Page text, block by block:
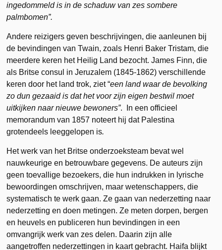
ingedommeld is in de schaduw van zes sombere
palmbomen”.
Andere reizigers geven beschrijvingen, die aanleunen bij
de bevindingen van Twain, zoals Henri Baker Tristam, die
meerdere keren het Heilig Land bezocht. James Finn, die
als Britse consul in Jeruzalem (1845-1862) verschillende
keren door het land trok, ziet “een land waar de bevolking
zo dun gezaaid is dat het voor zijn eigen bestwil moet
uitkijken naar nieuwe bewoners”. In een officieel
memorandum van 1857 noteert hij dat Palestina
grotendeels leeggelopen is.
Het werk van het Britse onderzoeksteam bevat wel
nauwkeurige en betrouwbare gegevens. De auteurs zijn
geen toevallige bezoekers, die hun indrukken in lyrische
bewoordingen omschrijven, maar wetenschappers, die
systematisch te werk gaan. Ze gaan van nederzetting naar
nederzetting en doen metingen. Ze meten dorpen, bergen
en heuvels en publiceren hun bevindingen in een
omvangrijk werk van zes delen. Daarin zijn alle
aangetroffen nederzettingen in kaart gebracht. Haifa blijkt